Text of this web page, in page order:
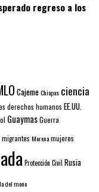
regreso a los
CajemeChiapas ciencia
derechos humanos EE.UU.
GuaymasGuerra
migrantes Morenamujeres
Protección Civil Rusia
del mono